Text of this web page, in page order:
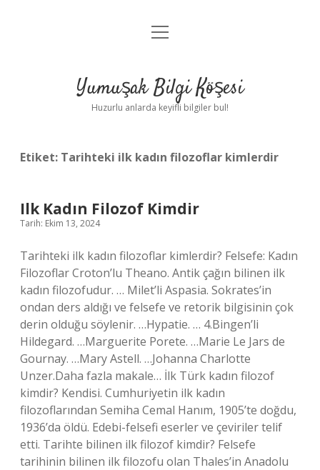
Anasayfa
Yasal Uyarı
menüyü
Yumuşak Bilgi Köşesi
Huzurlu anlarda keyifli bilgiler bul!
Etiket: Tarihteki ilk kadın filozoflar kimlerdir
Ilk Kadın Filozof Kimdir
Tarih: Ekim 13, 2024
Tarihteki ilk kadın filozoflar kimlerdir? Felsefe: Kadın
Filozoflar Croton’lu Theano. Antik çağın bilinen ilk
kadın filozofudur. … Milet’li Aspasia. Sokrates’in
ondan ders aldığı ve felsefe ve retorik bilgisinin çok
derin olduğu söylenir. …Hypatie. … 4.Bingen’li
Hildegard. …Marguerite Porete. …Marie Le Jars de
Gournay. …Mary Astell. …Johanna Charlotte
Unzer.Daha fazla makale… İlk Türk kadın filozof
kimdir? Kendisi. Cumhuriyetin ilk kadın
filozoflarından Semiha Cemal Hanım, 1905’te doğdu,
1936’da öldü. Edebi-felsefi eserler ve çeviriler telif
etti. Tarihte bilinen ilk filozof kimdir? Felsefe
tarihinin bilinen ilk filozofu olan Thales’in Anadolu